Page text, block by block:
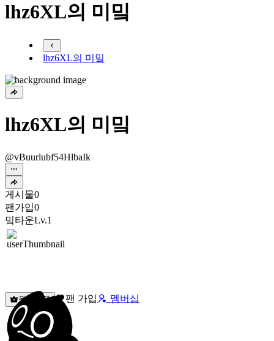
lhz6XL의 미밐
lhz6XL의 미밐
lhz6XL의 미밐
@vBuurlubf54HlbaIk
게시물0
팬가입0
밐타운Lv.1
원픽선택 팬 가입 멤버십
밐타운
피드